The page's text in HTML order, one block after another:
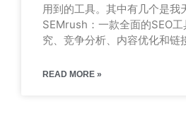
用到的工具。其中有几个是我
SEMrush：一款全面的SEO
究、竞争分析、内容优化和链
READ MORE »